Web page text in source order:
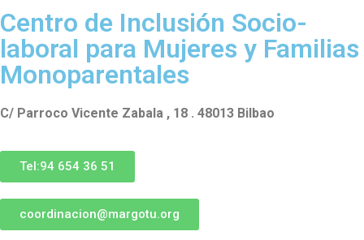
Centro de Inclusión Socio-
laboral para Mujeres y Familias
Monoparentales
C/ Parroco Vicente Zabala , 18 . 48013 Bilbao
Tel:94 654 36 51
coordinacion@margotu.org